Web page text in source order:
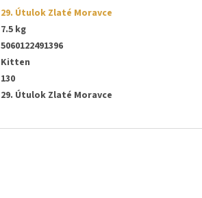
29. Útulok Zlaté Moravce
7.5 kg
5060122491396
Kitten
130
29. Útulok Zlaté Moravce